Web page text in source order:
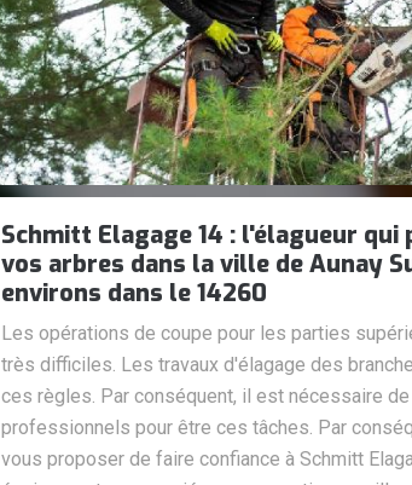
Schmitt Elagage 14 : l'élagueur qui
vos arbres dans la ville de Aunay
environs dans le 14260
Les opérations de coupe pour les parties
très difficiles. Les travaux d'élagage des
ces règles. Par conséquent, il est nécessaire
professionnels pour être ces tâches. Par
vous proposer de faire confiance à Schmitt